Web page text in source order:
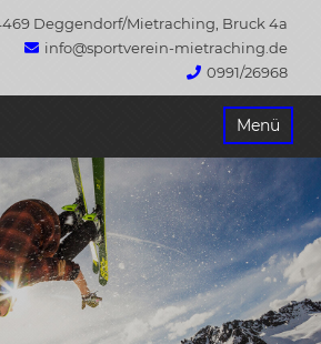
Deggendorf/Mietraching, Bruck 4a
info@sportverein-mietraching.de
0991/26968
Menü